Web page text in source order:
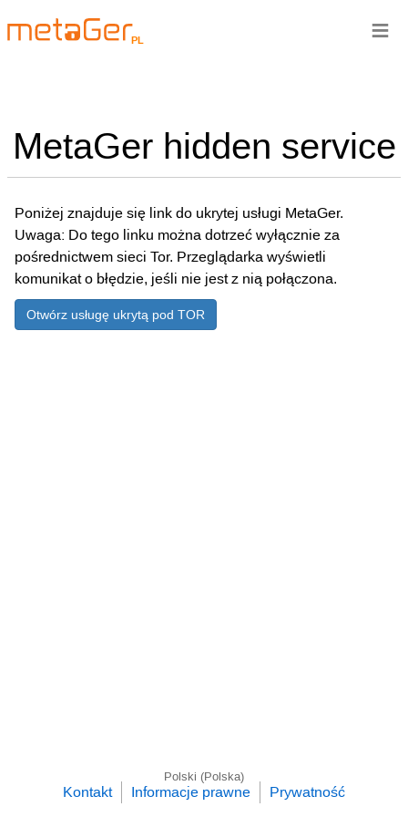
PL
MetaGer hidden service
Poniżej znajduje się link do ukrytej usługi MetaGer.
Uwaga: Do tego linku można dotrzeć wyłącznie za
pośrednictwem sieci Tor. Przeglądarka wyświetli
komunikat o błędzie, jeśli nie jest z nią połączona.
Otwórz usługę ukrytą pod TOR
≡
Polski (Polska)
Kontakt Informacje prawne Prywatność